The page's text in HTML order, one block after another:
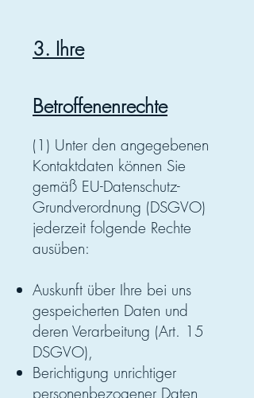
3. Ihre
Betroffenenrechte
(1) Unter den angegebenen
Kontaktdaten können Sie
gemäß EU-Datenschutz-
Grundverordnung (DSGVO)
jederzeit folgende Rechte
ausüben:
Auskunft über Ihre bei uns
gespeicherten Daten und
deren Verarbeitung (Art. 15
DSGVO),
Berichtigung unrichtiger
personenbezogener Daten